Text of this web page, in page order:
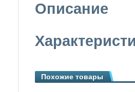
Описание
Похожие товары